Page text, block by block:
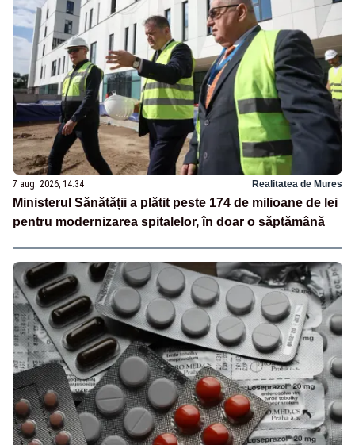
7 aug. 2026, 14:34 Realitatea de Mures
Ministerul Sănătății a plătit peste 174 de milioane de lei
pentru modernizarea spitalelor, în doar o săptămână